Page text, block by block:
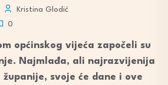
Kristina Glodić
0
općinskog vijeća započeli su
Najmlađa, ali najrazvijenija
svoje će dane i ove